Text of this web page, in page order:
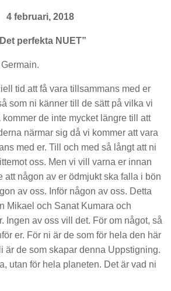
4 februari, 2018
perfekta NUET”
tid att få vara tillsammans med er
som ni känner till de sätt på vilka vi
kommer de inte mycket längre till att
närmar sig då vi kommer att vara
med er. Till och med så långt att ni
oss. Men vi vill varna er innan
att någon av er ödmjukt ska falla i bön
av oss. Inför någon av oss. Detta
Mikael och Sanat Kumara och
Ingen av oss vill det. För om något, så
er. För ni är de som för hela den här
är de som skapar denna Uppstigning.
utan för hela planeten. Det är vad ni